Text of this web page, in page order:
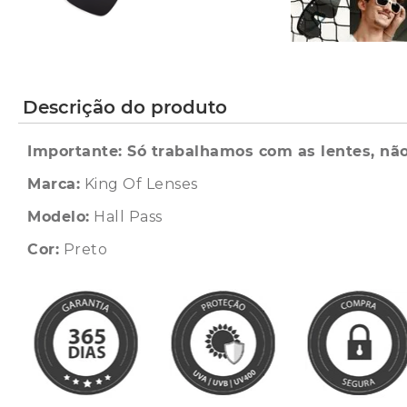
Descrição do produto
Importante: Só trabalhamos com as lentes,
Marca: King Of Lenses
Modelo: Hall Pass
Cor: Preto